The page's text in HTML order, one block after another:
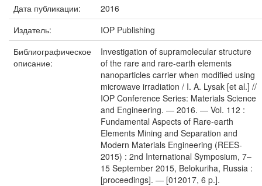
Дата публикации:
2016
Издатель:
IOP Publishing
Библиографическое
описание:
Investigation of supramolecular structure
of the rare and rare-earth elements
nanoparticles carrier when modified using
microwave irradiation / I. A. Lysak [et al.] //
IOP Conference Series: Materials Science
and Engineering. — 2016. — Vol. 112 :
Fundamental Aspects of Rare-earth
Elements Mining and Separation and
Modern Materials Engineering (REES-
2015) : 2nd International Symposium, 7–
15 September 2015, Belokuriha, Russia :
[proceedings]. — [012017, 6 p.].